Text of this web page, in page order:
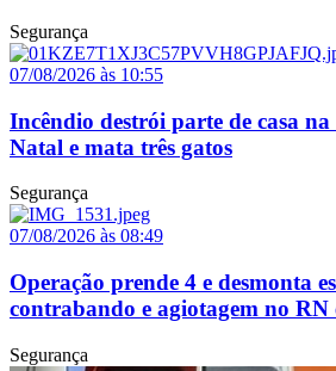
Segurança
07/08/2026 às 10:55
Incêndio destrói parte de casa
Natal e mata três gatos
Segurança
07/08/2026 às 08:49
Operação prende 4 e desmonta
contrabando e agiotagem no RN
Segurança